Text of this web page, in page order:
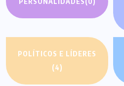
POLÍTICOS E LÍDERES
(4)